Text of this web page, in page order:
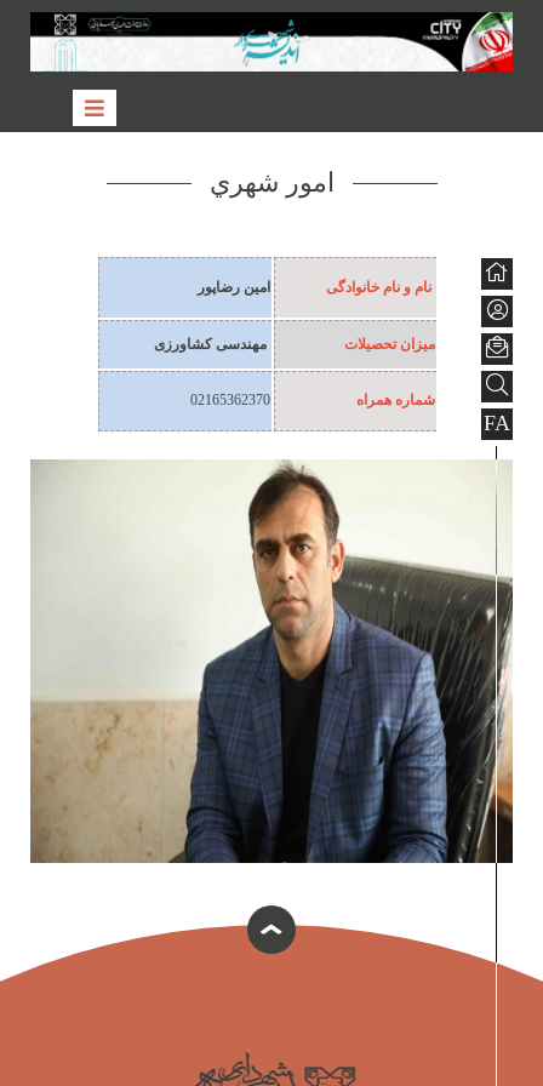
FA
امور شهري
نام و نام خانوادگی امین رضاپور
میزان تحصیلات مهندسی کشاورزی
شماره همراه 02165362370